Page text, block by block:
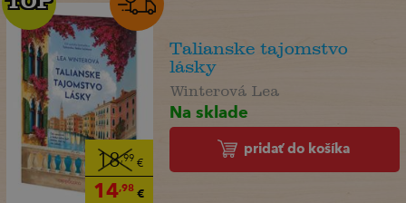
18,99 €
14,98€
Talianske tajomstvo
lásky
Winterová Lea
Na sklade
pridať do košíka